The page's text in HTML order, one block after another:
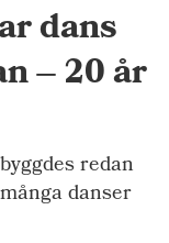
dans
– 20 år
redan
danser